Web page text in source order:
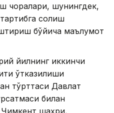
чоралари, шунингдек,
солиш
бўйича маълумот
йилнинг иккинчи
ўтказилиши
тўрттаси Давлат
билан
Чимкент шаҳри,